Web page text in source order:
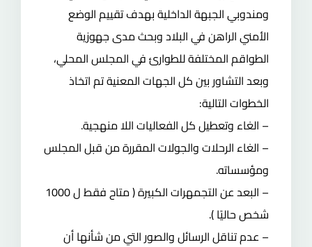
ومندوبي الجبهة الداخلية بهدف تقييم الوضع
الأمني الراهن في البلاد وبحث مدى جهوزية
الطواقم المختلفة للطوارئ في المجلس المحلي،
وبعد التشاور بين كل الجهات المعنية تم اتخاذ
الخطوات التالية:
– الغاء وتعطيل كل الفعاليات اللا منهجية.
– الغاء الرحلات والجولات المقررة من قبل المجلس
ومؤسساته.
– البعد عن التجمهرات الكبيرة ( متاح فقط ل 1000
شخص حاليًا ).
– عدم تناقل الرسائل والصور التي من شأنها أن